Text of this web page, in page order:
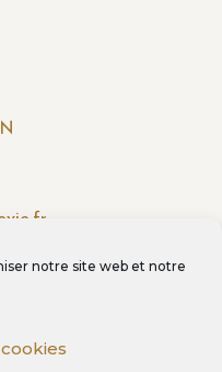
notre site web et notre